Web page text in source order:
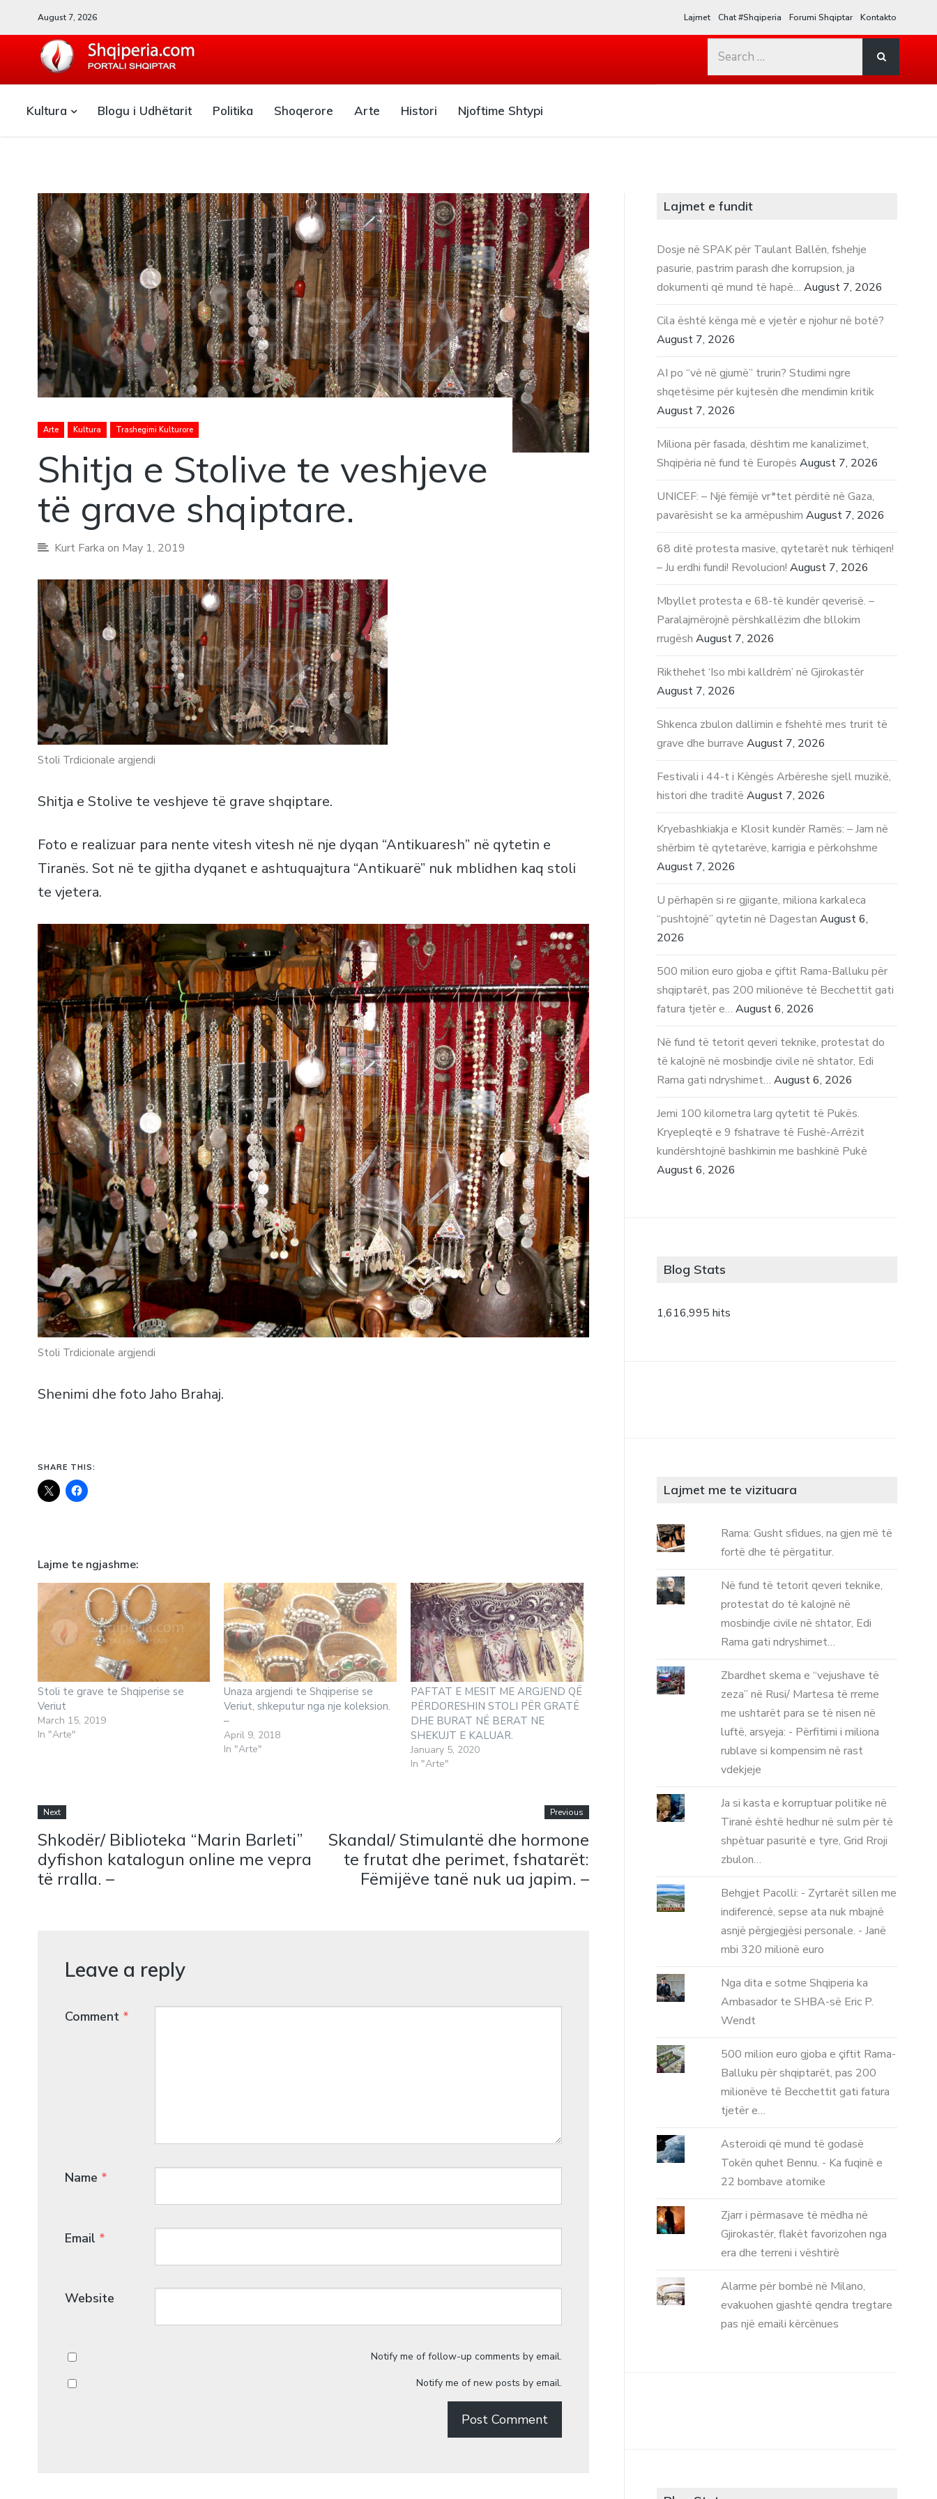
August 7, 2026 Lajmet Chat #Shqiperia Forumi Shqiptar Kontakto
Search
Kultura Blogu i Udhëtarit Politika Shoqerore Arte Histori Njoftime Shtypi
Arte Kultura Trashegimi Kulturore
Shitja e Stolive te veshjeve
të grave shqiptare.
Kurt Farka on May 1, 2019
Stoli Trdicionale argjendi
Shitja e Stolive te veshjeve të grave shqiptare.
Foto e realizuar para nente vitesh vitesh në nje dyqan “Antikuaresh” në qytetin e
Tiranës. Sot në te gjitha dyqanet e ashtuquajtura “Antikuarë” nuk mblidhen kaq stoli
te vjetera.
Stoli Trdicionale argjendi
Shenimi dhe foto Jaho Brahaj.
SHARE THIS:
Lajme te ngjashme
Stoli te grave te Shqiperise se
Veriut
March 15, 2019
In "Arte"
Unaza argjendi te Shqiperise se
Veriut, shkeputur nga nje koleksion.
–
April 9, 2018
In "Arte"
PAFTAT E MESIT ME ARGJEND QË
PËRDORESHIN STOLI PËR GRATË
DHE BURAT NË BERAT NE
SHEKUJT E KALUAR.
January 5, 2020
In "Arte"
Next
Shkodër/ Biblioteka “Marin Barleti”
dyfishon katalogun online me vepra
të rralla. –
Previous
Skandal/ Stimulantë dhe hormone
te frutat dhe perimet, fshatarët:
Fëmijëve tanë nuk ua japim. –
Leave a reply
Comment *
Name *
Email *
Website
Notify me of follow-up comments by email.
Notify me of new posts by email.
Lajmet e fundit
Dosje në SPAK për Taulant Ballën, fshehje
pasurie, pastrim parash dhe korrupsion, ja
dokumenti që mund të hapë… August 7, 2026
Cila është kënga më e vjetër e njohur në botë?
August 7, 2026
AI po “vë në gjumë” trurin? Studimi ngre
shqetësime për kujtesën dhe mendimin kritik
August 7, 2026
Miliona për fasada, dështim me kanalizimet,
Shqipëria në fund të Europës August 7, 2026
UNICEF: – Një fëmijë vr*tet përditë në Gaza,
pavarësisht se ka armëpushim August 7, 2026
68 ditë protesta masive, qytetarët nuk tërhiqen!
– Ju erdhi fundi! Revolucion! August 7, 2026
Mbyllet protesta e 68-të kundër qeverisë. –
Paralajmërojnë përshkallëzim dhe bllokim
rrugësh August 7, 2026
Rikthehet ‘Iso mbi kalldrëm’ në Gjirokastër
August 7, 2026
Shkenca zbulon dallimin e fshehtë mes trurit të
grave dhe burrave August 7, 2026
Festivali i 44-t i Këngës Arbëreshe sjell muzikë,
histori dhe traditë August 7, 2026
Kryebashkiakja e Klosit kundër Ramës: – Jam në
shërbim të qytetarëve, karrigia e përkohshme
August 7, 2026
U përhapën si re gjigante, miliona karkaleca
“pushtojnë” qytetin në Dagestan August 6,
2026
500 milion euro gjoba e çiftit Rama-Balluku për
shqiptarët, pas 200 milionëve të Becchettit gati
fatura tjetër e… August 6, 2026
Në fund të tetorit qeveri teknike, protestat do
të kalojnë në mosbindje civile në shtator, Edi
Rama gati ndryshimet… August 6, 2026
Jemi 100 kilometra larg qytetit të Pukës.
Kryepleqtë e 9 fshatrave të Fushë-Arrëzit
kundërshtojnë bashkimin me bashkinë Pukë
August 6, 2026
Blog Stats
1,616,995 hits
Lajmet me te vizituara
Rama: Gusht sfidues, na gjen më të
fortë dhe të përgatitur.
Në fund të tetorit qeveri teknike,
protestat do të kalojnë në
mosbindje civile në shtator, Edi
Rama gati ndryshimet…
Zbardhet skema e “vejushave të
zeza” në Rusi/ Martesa të rreme
me ushtarët para se të nisen në
luftë, arsyeja: - Përfitimi i miliona
rublave si kompensim në rast
vdekjeje
Ja si kasta e korruptuar politike në
Tiranë është hedhur në sulm për të
shpëtuar pasuritë e tyre, Grid Rroji
zbulon…
Behgjet Pacolli: - Zyrtarët sillen me
indiferencë, sepse ata nuk mbajnë
asnjë përgjegjësi personale. - Janë
mbi 320 milionë euro
Nga dita e sotme Shqiperia ka
Ambasador te SHBA-së Eric P.
Wendt
500 milion euro gjoba e çiftit Rama-
Balluku për shqiptarët, pas 200
milionëve të Becchettit gati fatura
tjetër e…
Asteroidi që mund të godasë
Tokën quhet Bennu. - Ka fuqinë e
22 bombave atomike
Zjarr i përmasave të mëdha në
Gjirokastër, flakët favorizohen nga
era dhe terreni i vështirë
Alarme për bombë në Milano,
evakuohen gjashtë qendra tregtare
pas një emaili kërcënues